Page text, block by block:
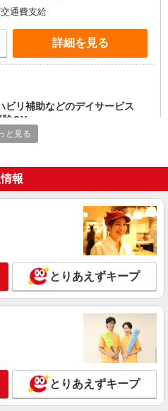
通費支給
詳細を見る
ビリ補助などのデイサービス
験OK
円〜2062円 ＜日払い有/週払い有/交
通費支給
詳細を見る
の現場で心を燃やせ！！！デイ
〜2062円 ＜日払い有/週払い有/交
ソリン代含む)＞
詳細を見る
と見る
報
とりあえずキープ
とりあえずキープ